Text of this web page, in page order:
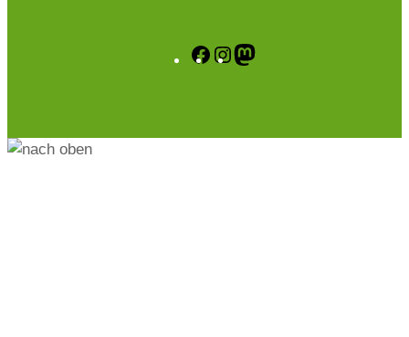
Facebook
Instagram
Mastodon